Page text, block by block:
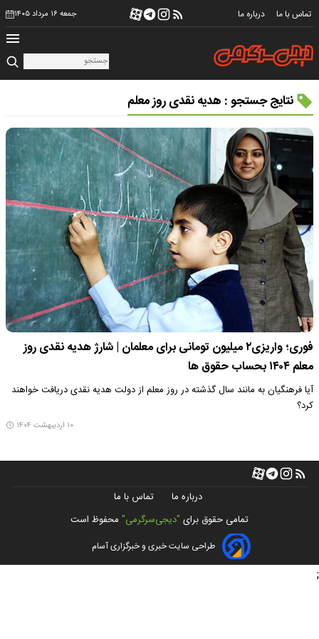
تماس با ما درباره ما جمعه ۱۶ مرداد ۱۴۰۵
نتایج جستجو : هدیه نقدی روز معلم
فوری؛ واریزی۲ میلیون تومانی برای معلمان | شارژ هدیه نقدی روز
معلم ۱۴۰۴ بحساب حقوق ها
آیا فرهنگیان به مانند سال گذشته در روز معلم از دولت هدیه نقدی دریافت خواهند
کرد؟
۱۰ اردیبهشت ۱۴۰۴
درباره ما
تماس با ما
تمامی حقوق برای "دیجی‌سرگرمی" محفوظ است
طراحی سایت خبری و خبرگزاری آسام
;